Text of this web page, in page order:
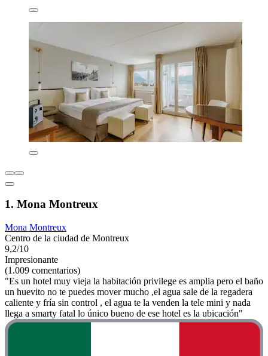
1. Mona Montreux
Mona Montreux
Centro de la ciudad de Montreux
9,2/10
Impresionante
(1.009 comentarios)
"Es un hotel muy vieja la habitación privilege es amplia pero el baño
un huevito no te puedes mover mucho ,el agua sale de la regadera
caliente y fría sin control , el agua te la venden la tele mini y nada
llega a smarty fatal lo único bueno de ese hotel es la ubicación"